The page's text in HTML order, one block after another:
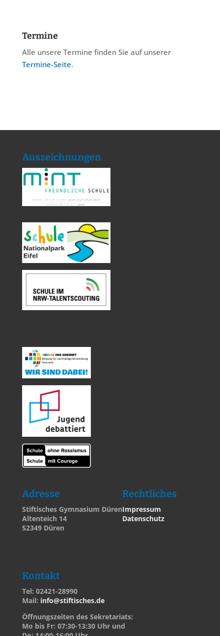
Termine
Alle unsere Termine finden Sie auf unserer
Termine-Seite.
Auszeichnungen
Adresse
Stiftisches Gymnasium Düren
Altenteich 14
52349 Düren
Rechtliches
Impressum
Datenschutz
Kontakt
Tel: 02421-28990
Mail: info@stiftisches.de
Öffnungszeiten des Sekretariats:
Mo bis Fr: 07:30-13:30 Uhr und